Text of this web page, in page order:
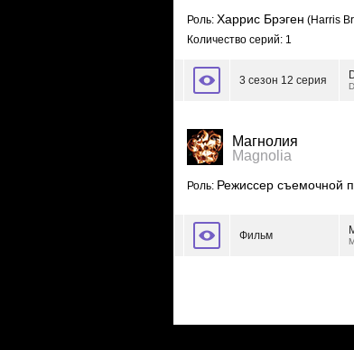
Роль: Харрис Брэген (Harris
Количество серий: 1
3 сезон 12 серия
Магнолия
Magnolia
Роль: Режиссер съемочной
Фильм